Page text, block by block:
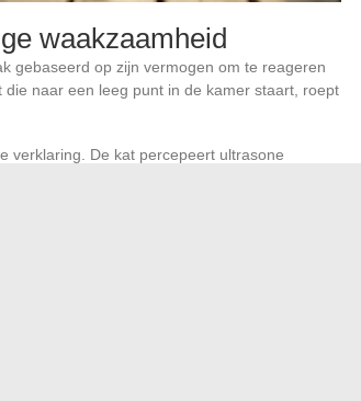
waakzaamheid
gebaseerd op zijn vermogen om te reageren
naar een leeg punt in de kamer staart, roept
verklaring. De kat percepeert ultrasone